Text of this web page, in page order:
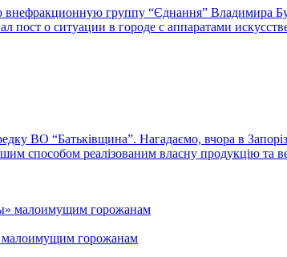
группу “Єднання” Владимира
о ситуации в городе с аппаратами
ВО “Батьківщина”. Нагадаємо, вчора в
способом реалізованим власну продукцію та
малоимущим горожанам